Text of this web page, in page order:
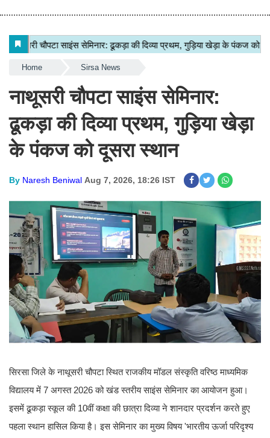
Home Sirsa News
नाथूसरी चौपटा साइंस सेमिनार:
ढूकड़ा की दिव्या प्रथम, गुड़िया खेड़ा
के पंकज को दूसरा स्थान
By Naresh Beniwal Aug 7, 2026, 18:26 IST
सिरसा जिले के नाथूसरी चौपटा स्थित राजकीय मॉडल संस्कृति वरिष्ठ माध्यमिक
विद्यालय में 7 अगस्त 2026 को खंड स्तरीय साइंस सेमिनार का आयोजन हुआ।
इसमें ढूकड़ा स्कूल की 10वीं कक्षा की छात्रा दिव्या ने शानदार प्रदर्शन करते हुए
पहला स्थान हासिल किया है। इस सेमिनार का मुख्य विषय 'भारतीय ऊर्जा परिदृश्य